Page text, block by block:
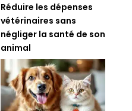
Réduire les dépenses
vétérinaires sans
négliger la santé de son
animal